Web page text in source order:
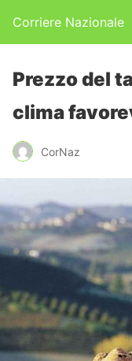
Corriere Nazionale
Prezzo del
clima
CorNaz